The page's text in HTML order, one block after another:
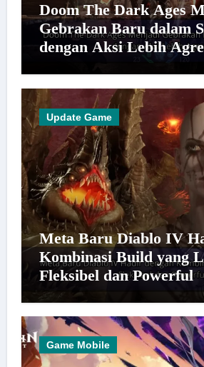
Doom The Dark Ages
Gebrakan Baru dalam
dengan Aksi Lebih
Update Game
Meta Baru Diablo IV
Kombinasi Build yang
Fleksibel dan Powerful
Game Mobile